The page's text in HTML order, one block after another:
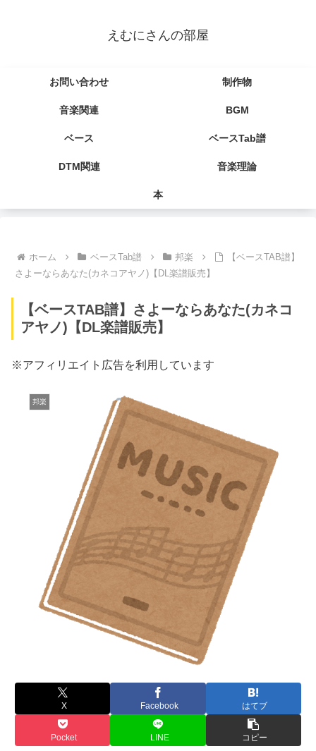
えむにさんの部屋
お問い合わせ 制作物
音楽関連 BGM
ベース ベースTab譜
DTM関連 音楽理論
本
ホーム ベースTab譜 邦楽
【ベースTAB譜】
さよーならあなた(カネコアヤノ)【DL楽譜販売】
【ベースTAB譜】さよーならあなた(カネコ
アヤノ)【DL楽譜販売】
※アフィリエイト広告を利用しています
邦楽
X Facebook はてブ
Pocket LINE コピー